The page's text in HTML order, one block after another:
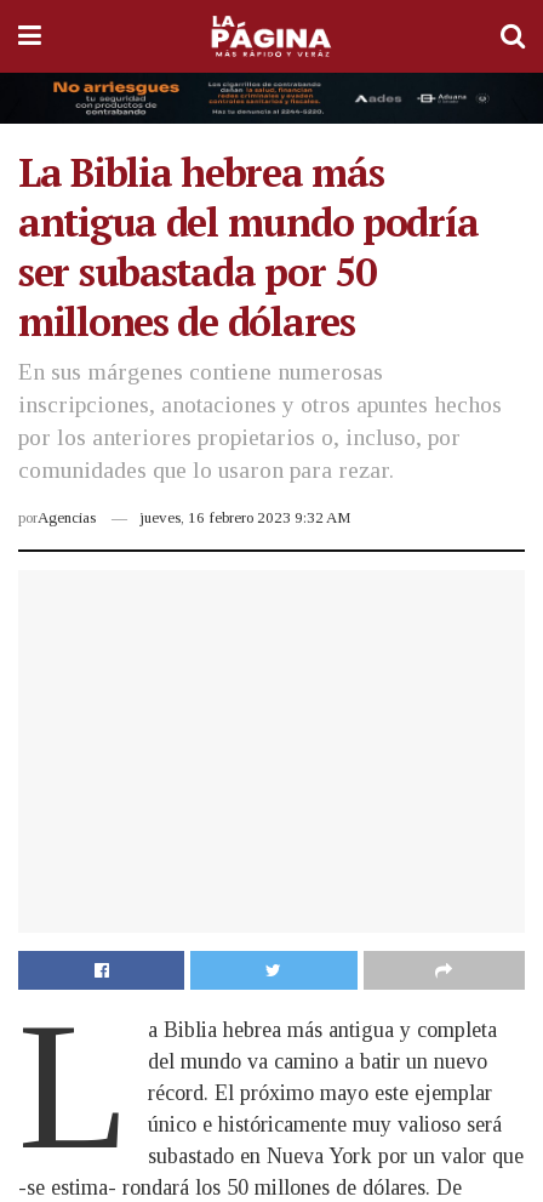
La Biblia hebrea más
antigua del mundo podría
ser subastada por 50
millones de dólares
En sus márgenes contiene numerosas
inscripciones, anotaciones y otros apuntes hechos
por los anteriores propietarios o, incluso, por
comunidades que lo usaron para rezar.
porAgencias jueves, 16 febrero 2023 9:32 AM
L
a Biblia hebrea más antigua y completa
del mundo va camino a batir un nuevo
récord. El próximo mayo este ejemplar
único e históricamente muy valioso será
subastado en Nueva York por un valor que
-se estima- rondará los 50 millones de dólares. De